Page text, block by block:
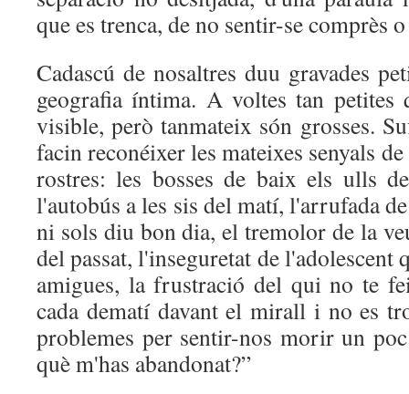
que es trenca, de no sentir-se comprès
Cadascú de nosaltres duu gravades
geografia íntima. A voltes tan petites
visible, però tanmateix són grosses.
facin reconéixer les mateixes senyals
rostres: les bosses de baix els ulls
l'autobús a les sis del matí, l'arrufada
ni sols diu bon dia, el tremolor de la
del passat, l'inseguretat de l'adolescent
amigues, la frustració del qui no te
cada dematí davant el mirall i no es
problemes per sentir-nos morir un
què m'has abandonat?”